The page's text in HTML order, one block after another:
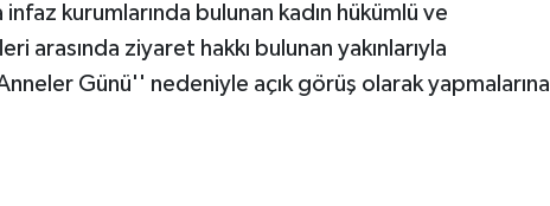
kurumlarında bulunan kadın hükümlü ve
arasında ziyaret hakkı bulunan yakınlarıyla
Günü'' nedeniyle açık görüş olarak yapmalarına